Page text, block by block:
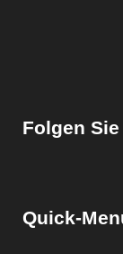
Folgen
Quick-